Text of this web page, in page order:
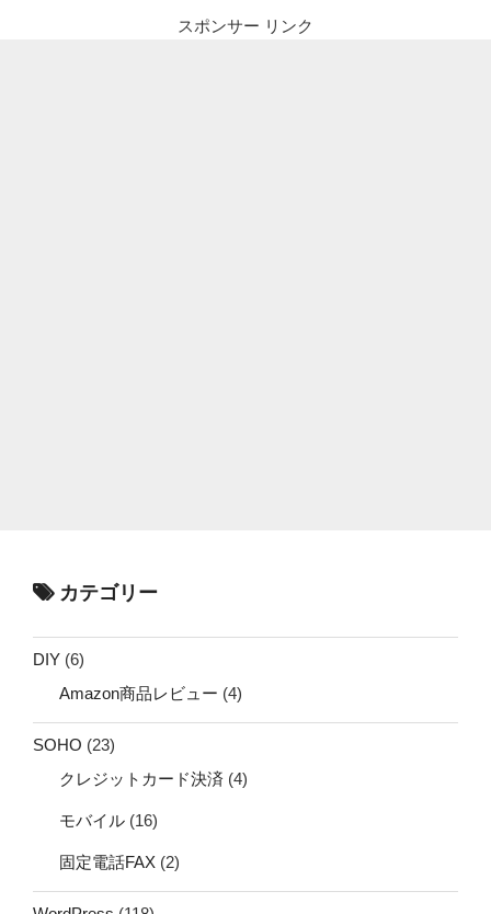
スポンサー リンク
カテゴリー
DIY (6)
Amazon商品レビュー (4)
SOHO (23)
クレジットカード決済 (4)
モバイル (16)
固定電話FAX (2)